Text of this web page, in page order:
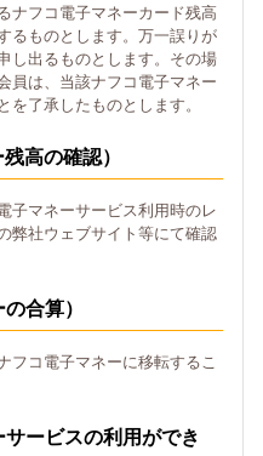
ナフコ電子マネーカード残高
るものとします。万一誤りが
し出るものとします。その場
員は、当該ナフコ電子マネー
を了承したものとします。
高の確認）
子マネーサービス利用時のレ
弊社ウェブサイト等にて確認
合算）
フコ電子マネーに移転するこ
ービスの利用ができ